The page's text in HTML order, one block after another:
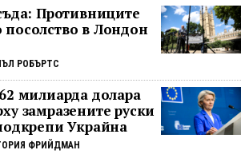
В
в
Южна
Корея
републикански служители и най-вече
от самия президент Доналд Тръмп.
Компаниите Amazon, Apple и Google
взеха единодушно решение да
свалят Parler - алтернативна
платформа на Twitter, насърчаваща
свободното слово. С право
критиците осъждат предприетите
действия, твърдейки че цензурата
Противниците
посолство в Лондон
РОБЪРТС
милиарда долара
замразените руски
Украйна
ФРИЙДМАН